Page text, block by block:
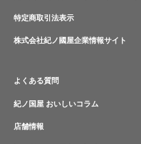
特定商取引法表示
株式会社紀ノ國屋企業情報サイト
よくある質問
紀ノ国屋 おいしいコラム
店舗情報